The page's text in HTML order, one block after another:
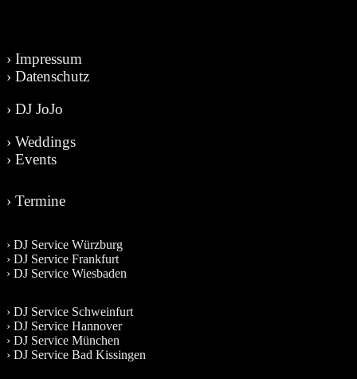
› Impressum
› Datenschutz
› DJ JoJo
› Weddings
› Events
› Termine
› DJ Service Würzburg
› DJ Service Frankfurt
› DJ Service Wiesbaden
› DJ Service Schweinfurt
› DJ Service Hannover
› DJ Service München
› DJ Service Bad Kissingen